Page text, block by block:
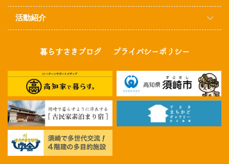
活動紹介
暮らすさきブログ プライバシーポリシー